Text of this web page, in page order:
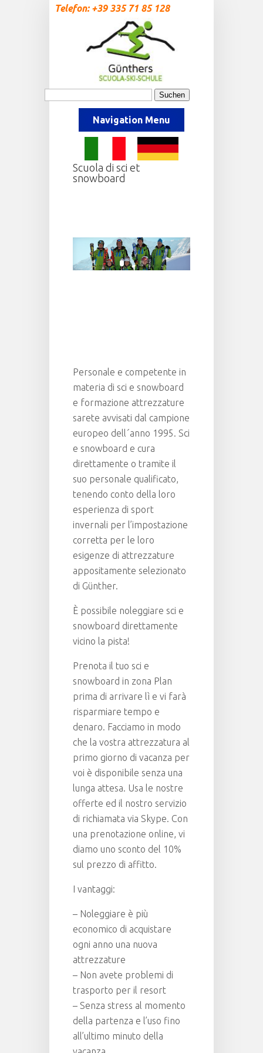
Telefon: +39 335 71 85 128
Navigation Menu
Scuola di sci et
snowboard
Personale e competente in
materia di sci e snowboard
e formazione attrezzature
sarete avvisati dal campione
europeo dell´anno 1995. Sci
e snowboard e cura
direttamente o tramite il
suo personale qualificato,
tenendo conto della loro
esperienza di sport
invernali per l’impostazione
corretta per le loro
esigenze di attrezzature
appositamente selezionato
di Günther.
È possibile noleggiare sci e
snowboard direttamente
vicino la pista!
Prenota il tuo sci e
snowboard in zona Plan
prima di arrivare lì e vi farà
risparmiare tempo e
denaro. Facciamo in modo
che la vostra attrezzatura al
primo giorno di vacanza per
voi è disponibile senza una
lunga attesa. Usa le nostre
offerte ed il nostro servizio
di richiamata via Skype. Con
una prenotazione online, vi
diamo uno sconto del 10%
sul prezzo di affitto.
I vantaggi:
– Noleggiare è più
economico di acquistare
ogni anno una nuova
attrezzature
– Non avete problemi di
trasporto per il resort
– Senza stress al momento
della partenza e l’uso fino
all’ultimo minuto della